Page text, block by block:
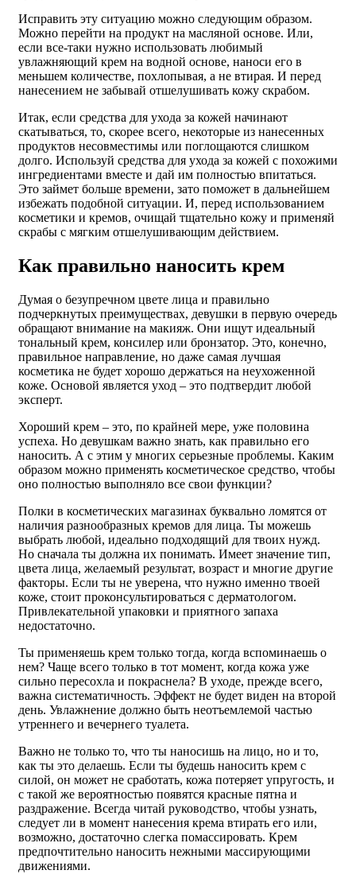
Исправить эту ситуацию можно следующим образом.
Можно перейти на продукт на масляной основе. Или,
если все-таки нужно использовать любимый
увлажняющий крем на водной основе, наноси его в
меньшем количестве, похлопывая, а не втирая. И перед
нанесением не забывай отшелушивать кожу скрабом.
Итак, если средства для ухода за кожей начинают
скатываться, то, скорее всего, некоторые из нанесенных
продуктов несовместимы или поглощаются слишком
долго. Используй средства для ухода за кожей с похожими
ингредиентами вместе и дай им полностью впитаться.
Это займет больше времени, зато поможет в дальнейшем
избежать подобной ситуации. И, перед использованием
косметики и кремов, очищай тщательно кожу и применяй
скрабы с мягким отшелушивающим действием.
Как правильно наносить крем
Думая о безупречном цвете лица и правильно
подчеркнутых преимуществах, девушки в первую очередь
обращают внимание на макияж. Они ищут идеальный
тональный крем, консилер или бронзатор. Это, конечно,
правильное направление, но даже самая лучшая
косметика не будет хорошо держаться на неухоженной
коже. Основой является уход – это подтвердит любой
эксперт.
Хороший крем – это, по крайней мере, уже половина
успеха. Но девушкам важно знать, как правильно его
наносить. А с этим у многих серьезные проблемы. Каким
образом можно применять косметическое средство, чтобы
оно полностью выполняло все свои функции?
Полки в косметических магазинах буквально ломятся от
наличия разнообразных кремов для лица. Ты можешь
выбрать любой, идеально подходящий для твоих нужд.
Но сначала ты должна их понимать. Имеет значение тип,
цвета лица, желаемый результат, возраст и многие другие
факторы. Если ты не уверена, что нужно именно твоей
коже, стоит проконсультироваться с дерматологом.
Привлекательной упаковки и приятного запаха
недостаточно.
Ты применяешь крем только тогда, когда вспоминаешь о
нем? Чаще всего только в тот момент, когда кожа уже
сильно пересохла и покраснела? В уходе, прежде всего,
важна систематичность. Эффект не будет виден на второй
день. Увлажнение должно быть неотъемлемой частью
утреннего и вечернего туалета.
Важно не только то, что ты наносишь на лицо, но и то,
как ты это делаешь. Если ты будешь наносить крем с
силой, он может не сработать, кожа потеряет упругость, и
с такой же вероятностью появятся красные пятна и
раздражение. Всегда читай руководство, чтобы узнать,
следует ли в момент нанесения крема втирать его или,
возможно, достаточно слегка помассировать. Крем
предпочтительно наносить нежными массирующими
движениями.